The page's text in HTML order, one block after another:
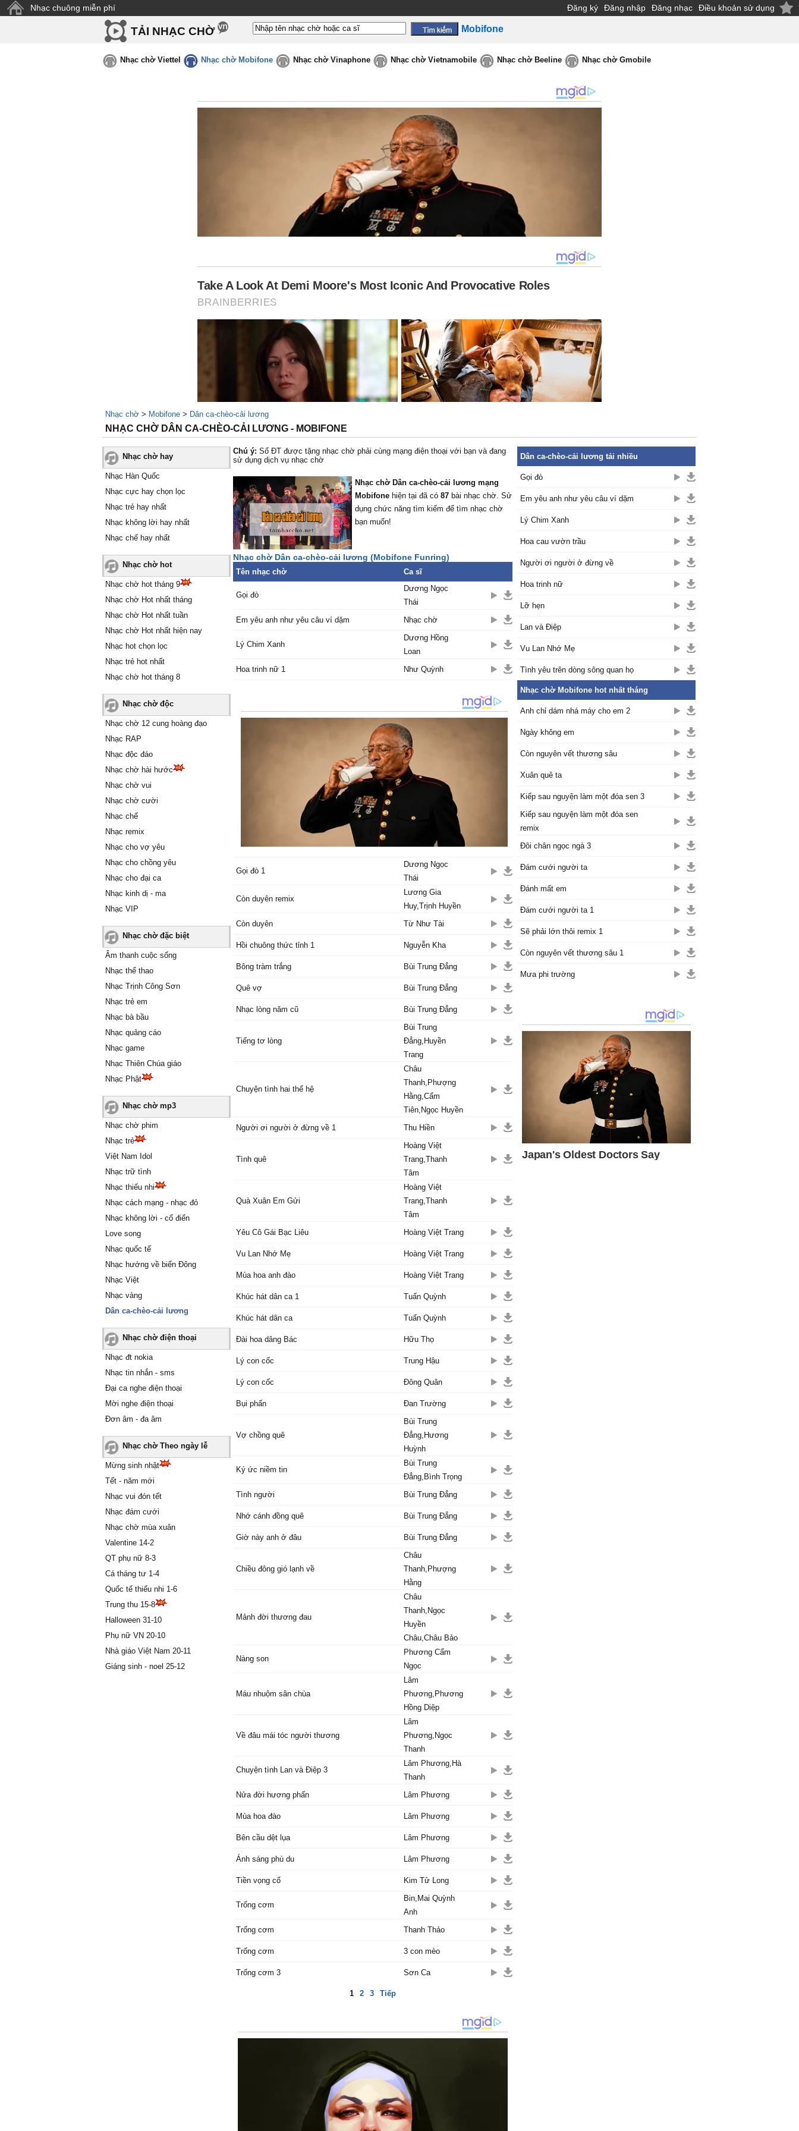
Nhạc chuông miễn phí Đăng ký Đăng nhập Đăng nhạc Điều khoản sử dụng
TẢI NHẠC CHỜ Mobifone
Nhạc chờ Viettel Nhạc chờ Mobifone Nhạc chờ Vinaphone Nhạc chờ Vietnamobile Nhạc chờ Beeline Nhạc chờ Gmobile
Nhạc chờ > Mobifone > Dân ca-chèo-cải lương
NHẠC CHỜ DÂN CA-CHÈO-CẢI LƯƠNG - MOBIFONE
Nhạc chờ hay
Nhạc Hàn Quốc
Nhạc cực hay chọn lọc
Nhạc trẻ hay nhất
Nhạc không lời hay nhất
Nhạc chế hay nhất
Nhạc chờ hot
Nhạc chờ hot tháng 9
Nhạc chờ Hot nhất tháng
Nhạc chờ Hot nhất tuần
Nhạc chờ Hot nhất hiện nay
Nhạc hot chọn lọc
Nhạc trẻ hot nhất
Nhạc chờ hot tháng 8
Nhạc chờ độc
Nhạc chờ 12 cung hoàng đạo
Nhạc RAP
Nhạc độc đáo
Nhạc chờ hài hước
Nhạc chờ vui
Nhạc chờ cười
Nhạc chế
Nhạc remix
Nhạc cho vợ yêu
Nhạc cho chồng yêu
Nhạc cho đại ca
Nhạc kinh dị - ma
Nhạc VIP
Nhạc chờ đặc biệt
Âm thanh cuộc sống
Nhạc thể thao
Nhạc Trịnh Công Sơn
Nhạc trẻ em
Nhạc bà bầu
Nhạc quảng cáo
Nhạc game
Nhạc Thiên Chúa giáo
Nhạc Phật
Nhạc chờ mp3
Nhạc chờ phim
Nhạc trẻ
Việt Nam Idol
Nhạc trữ tình
Nhạc thiếu nhi
Nhạc cách mạng - nhạc đỏ
Nhạc không lời - cổ điển
Love song
Nhạc quốc tế
Nhạc hướng về biển Đông
Nhạc Việt
Nhạc vàng
Dân ca-chèo-cải lương
Nhạc chờ điện thoại
Nhạc đt nokia
Nhạc tin nhắn - sms
Đại ca nghe điện thoại
Mời nghe điện thoại
Đơn âm - đa âm
Nhạc chờ Theo ngày lễ
Mừng sinh nhật
Tết - năm mới
Nhạc vui đón tết
Nhạc đám cưới
Nhạc chờ mùa xuân
Valentine 14-2
QT phụ nữ 8-3
Cá tháng tư 1-4
Quốc tế thiếu nhi 1-6
Trung thu 15-8
Halloween 31-10
Phụ nữ VN 20-10
Nhà giáo Việt Nam 20-11
Giáng sinh - noel 25-12
Chú ý: Số ĐT được tặng nhạc chờ phải cùng mạng điện thoại với bạn và đang
sử dụng dịch vụ nhạc chờ
Nhạc chờ Dân ca-chèo-cải lương mạng
Mobifone hiện tại đã có 87 bài nhạc chờ. Sử
dụng chức năng tìm kiếm để tìm nhạc chờ
bạn muốn!
Nhạc chờ Dân ca-chèo-cải lương (Mobifone Funring)
Tên nhạc chờ Ca sĩ
Gọi đò
Dương Ngọc
Thái
Em yêu anh như yêu câu ví dặm
Nhạc chờ
Lý Chim Xanh
Dương Hồng
Loan
Hoa trinh nữ 1
Như Quỳnh
Gọi đò 1
Dương Ngọc
Thái
Còn duyên remix
Lương Gia
Huy,Trịnh Huyền
Còn duyên
Từ Như Tài
Hồi chuông thức tỉnh 1 Nguyễn Kha
Bông tràm trắng Bùi Trung Đẳng
Quê vợ Bùi Trung Đẳng
Nhạc lòng năm cũ Bùi Trung Đẳng
Tiếng tơ lòng
Bùi Trung
Đẳng,Huyền
Trang
Chuyện tình hai thế hệ
Châu
Thanh,Phượng
Hằng,Cẩm
Tiên,Ngọc Huyền
Người ơi người ở đừng về 1
Thu Hiền
Tình quê
Hoàng Việt
Trang,Thanh
Tâm
Quà Xuân Em Gửi
Hoàng Việt
Trang,Thanh
Tâm
Yêu Cô Gái Bạc Liêu
Hoàng Việt Trang
Vu Lan Nhớ Mẹ Hoàng Việt Trang
Mùa hoa anh đào Hoàng Việt Trang
Khúc hát dân ca 1 Tuấn Quỳnh
Khúc hát dân ca Tuấn Quỳnh
Đài hoa dâng Bác Hữu Thọ
Lý con cốc Trung Hậu
Lý con cốc Đông Quân
Bụi phấn Đan Trường
Vợ chồng quê
Bùi Trung
Đẳng,Hương
Huỳnh
Ký ức niềm tin
Bùi Trung
Đẳng,Bình Trọng
Tình người
Bùi Trung Đẳng
Nhớ cánh đồng quê Bùi Trung Đẳng
Giờ này anh ở đâu Bùi Trung Đẳng
Chiều đông gió lạnh về
Châu
Thanh,Phượng
Hằng
Mảnh đời thương đau
Châu
Thanh,Ngọc
Huyền
Châu,Châu Bảo
Nàng son
Phương Cẩm
Ngọc
Máu nhuộm sân chùa
Lâm
Phương,Phương
Hồng Diệp
Về đâu mái tóc người thương
Lâm
Phương,Ngọc
Thanh
Chuyện tình Lan và Điệp 3
Lâm Phương,Hà
Thanh
Nửa đời hương phấn
Lâm Phương
Mùa hoa đào Lâm Phương
Bên cầu dệt lụa Lâm Phương
Ánh sáng phù du Lâm Phương
Tiền vọng cổ Kim Tử Long
Trống cơm
Bin,Mai Quỳnh
Anh
Trống cơm
Thanh Thảo
Trống cơm 3 con mèo
Trống cơm 3 Sơn Ca
1 2 3 Tiếp
Dân ca-chèo-cải lương tải nhiều
Gọi đò
Em yêu anh như yêu câu ví dặm
Lý Chim Xanh
Hoa cau vườn trầu
Người ơi người ở đừng về
Hoa trinh nữ
Lỡ hẹn
Lan và Điệp
Vu Lan Nhớ Mẹ
Tình yêu trên dòng sông quan họ
Nhạc chờ Mobifone hot nhất tháng
Anh chỉ dám nhá máy cho em 2
Ngày không em
Còn nguyên vết thương sâu
Xuân quê ta
Kiếp sau nguyện làm một đóa sen 3
Kiếp sau nguyện làm một đóa sen
remix
Đôi chân ngọc ngà 3
Đám cưới người ta
Đánh mất em
Đám cưới người ta 1
Sẽ phải lớn thôi remix 1
Còn nguyên vết thương sâu 1
Mưa phi trường